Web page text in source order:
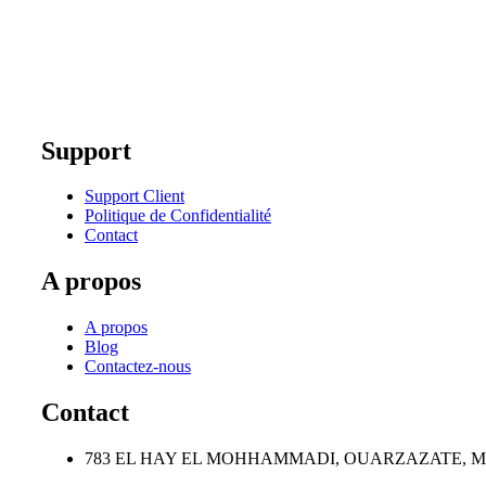
Support
Support Client
Politique de Confidentialité
Contact
A propos
A propos
Blog
Contactez-nous
Contact
783 EL HAY EL MOHHAMMADI, OUARZAZATE,